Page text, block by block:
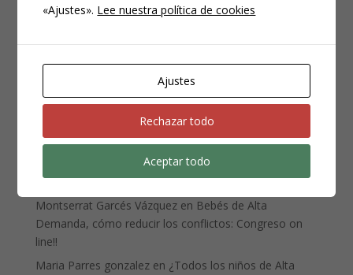
El sueño en los niños de alta demanda.
Preguntas más frecuentes sobre la Alta Demanda
Comentarios recientes
¿Todos los niños de Alta Demanda tienen
altas capacidades?
Montserrat Garcés Vázquezen Bebés de Alta
Demanda, cómo reducir los conflictos: Congreso on
line!!
Maria Parres gonzalezen ¿Todos los niños de Alta
«Ajustes». Lee nuestra política de cookies
Ajustes
Rechazar todo
Aceptar todo